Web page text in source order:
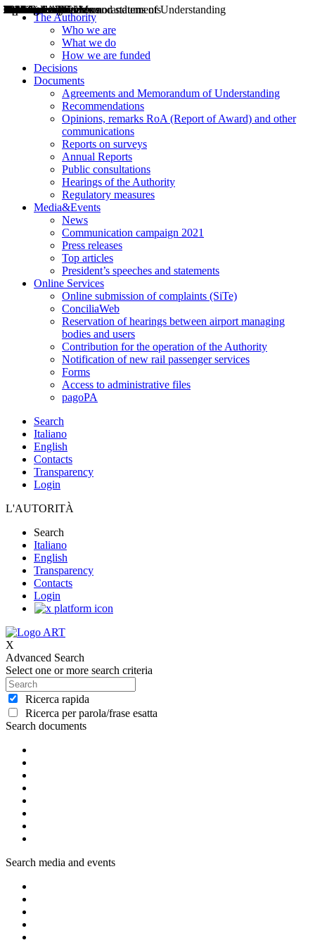
The Authority
Who we are
What we do
How we are funded
Decisions
Documents
Agreements and Memorandum of Understanding
Recommendations
Opinions, remarks RoA (Report of Award) and other
communications
Reports on surveys
Annual Reports
Public consultations
Hearings of the Authority
Regulatory measures
Media&Events
News
Communication campaign 2021
Press releases
Top articles
President’s speeches and statements
Online Services
Online submission of complaints (SiTe)
ConciliaWeb
Reservation of hearings between airport managing
bodies and users
Contribution for the operation of the Authority
Notification of new rail passenger services
Forms
Access to administrative files
pagoPA
Search
Italiano
English
Contacts
Transparency
Login
L'AUTORITÀ
Search
Italiano
English
Transparency
Contacts
Login
X
Advanced Search
Select one or more search criteria
Ricerca rapida
Ricerca per parola/frase esatta
Search documents
Decisions
Opinions
Public consultations
Hearings
Recommendations
Agreements and Memorandums of Understanding
Relazioni annuali
Misure di regolazione
Search media and events
News
Press Releases
Bollettini ART
Convegni ART
President’s interviews
Top articles
President’s speeches and statements
2004
2005
2010
2013
2014
2015
2016
2017
2018
2019
202
2020
2021
2022
2023
2024
2025
2026
Aereo
Marittimo
Terrestre